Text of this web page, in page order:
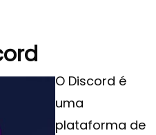
O Discord é
uma
plataforma de